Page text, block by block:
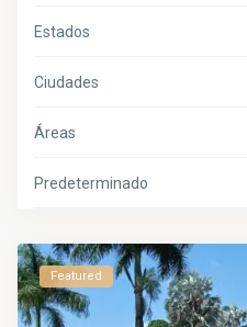
Estados
Ciudades
Áreas
Predeterminado
Featured